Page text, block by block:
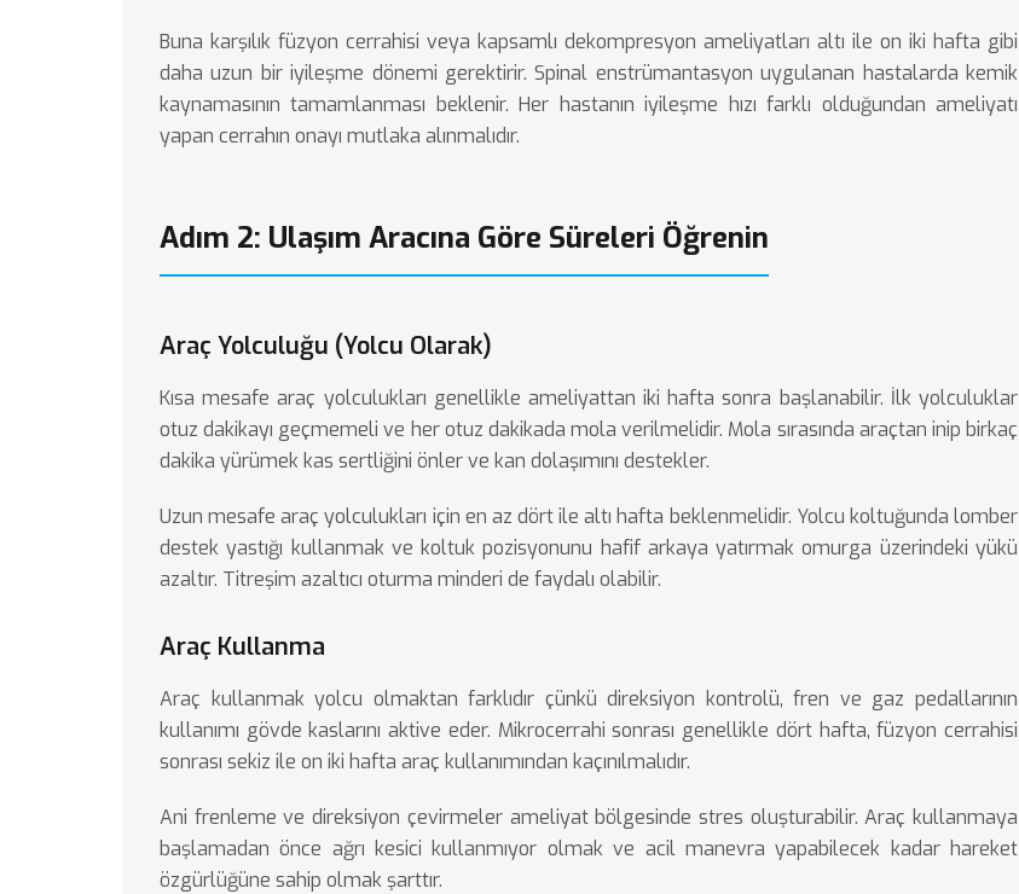
Buna karşılık füzyon cerrahisi veya kapsamlı dekompresyon ameliyatları altı ile on iki hafta gibi
daha uzun bir iyileşme dönemi gerektirir. Spinal enstrümantasyon uygulanan hastalarda kemik
kaynamasının tamamlanması beklenir. Her hastanın iyileşme hızı farklı olduğundan ameliyatı
yapan cerrahın onayı mutlaka alınmalıdır.
Adım 2: Ulaşım Aracına Göre Süreleri Öğrenin
Araç Yolculuğu (Yolcu Olarak)
Kısa mesafe araç yolculukları genellikle ameliyattan iki hafta sonra başlanabilir. İlk yolculuklar
otuz dakikayı geçmemeli ve her otuz dakikada mola verilmelidir. Mola sırasında araçtan inip birkaç
dakika yürümek kas sertliğini önler ve kan dolaşımını destekler.
Uzun mesafe araç yolculukları için en az dört ile altı hafta beklenmelidir. Yolcu koltuğunda lomber
destek yastığı kullanmak ve koltuk pozisyonunu hafif arkaya yatırmak omurga üzerindeki yükü
azaltır. Titreşim azaltıcı oturma minderi de faydalı olabilir.
Araç Kullanma
Araç kullanmak yolcu olmaktan farklıdır çünkü direksiyon kontrolü, fren ve gaz pedallarının
kullanımı gövde kaslarını aktive eder. Mikrocerrahi sonrası genellikle dört hafta, füzyon cerrahisi
sonrası sekiz ile on iki hafta araç kullanımından kaçınılmalıdır.
Ani frenleme ve direksiyon çevirmeler ameliyat bölgesinde stres oluşturabilir. Araç kullanmaya
başlamadan önce ağrı kesici kullanmıyor olmak ve acil manevra yapabilecek kadar hareket
özgürlüğüne sahip olmak şarttır.